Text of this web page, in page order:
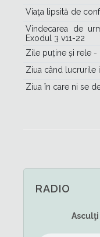
Viaţa lipsită de
Vindecarea de
Exodul 3 v11-22
Zile puține și rele -
Ziua când lucrurile
Ziua în care ni se
RADIO
Asculţi